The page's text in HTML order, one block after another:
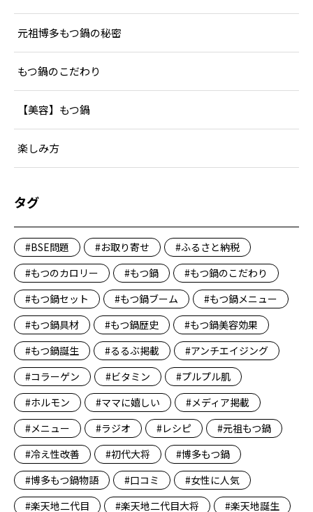
元祖博多もつ鍋の秘密
もつ鍋のこだわり
【美容】もつ鍋
楽しみ方
タグ
BSE問題 お取り寄せ
ふるさと納税
もつのカロリー
もつ鍋
もつ鍋のこだわり
もつ鍋セット
もつ鍋ブーム
もつ鍋メニュー
もつ鍋具材
もつ鍋歴史
もつ鍋美容効果
もつ鍋誕生
るるぶ掲載
アンチエイジング
コラーゲン
ビタミン
プルプル肌
ホルモン
ママに嬉しい
メディア掲載
メニュー
ラジオ レシピ
元祖もつ鍋
冷え性改善
初代大将
博多もつ鍋
博多もつ鍋物語
口コミ
女性に人気
楽天地二代目
楽天地二代目大将
楽天地誕生